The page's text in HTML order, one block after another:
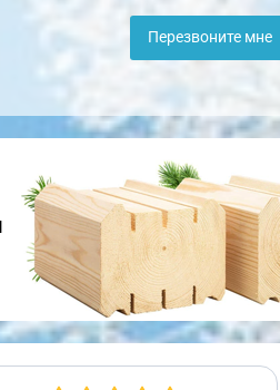
Перезвоните мне